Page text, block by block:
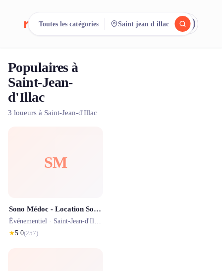
reeent! EN
Cherchez.
500+ loueurs. Une seule recherche.
Toutes les catégories Saint jean d illac
Populaires à
Saint-Jean-
d'Illac
3 loueurs à Saint-Jean-d'Illac
SM
Sono Médoc - Location Sono à Bordeaux - Prestataire en audiovisuel
Événementiel · Saint-Jean-d'Illac
★5.0(257)